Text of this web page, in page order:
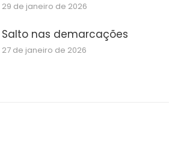
29 de janeiro de 2026
Salto nas demarcações
27 de janeiro de 2026